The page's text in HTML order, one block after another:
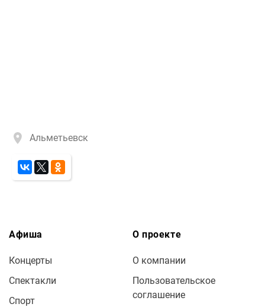
Альметьевск
Афиша
Концерты
Спектакли
Спорт
О проекте
О компании
Пользовательское
соглашение